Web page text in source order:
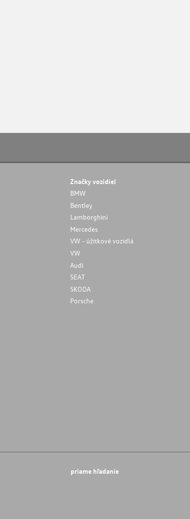
Značky vozidiel
BMW
Bentley
Lamborghini
Mercedes
VW - úžitkové vozidlá
VW
Audi
SEAT
SKODA
Porsche
priame hľadanie